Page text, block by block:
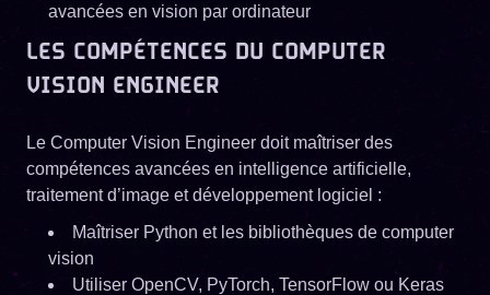
avancées en vision par ordinateur
LES COMPÉTENCES DU COMPUTER
VISION ENGINEER
Le Computer Vision Engineer doit maîtriser des
compétences avancées en intelligence artificielle,
traitement d’image et développement logiciel :
Maîtriser Python et les bibliothèques de computer
vision
Utiliser OpenCV, PyTorch, TensorFlow ou Keras